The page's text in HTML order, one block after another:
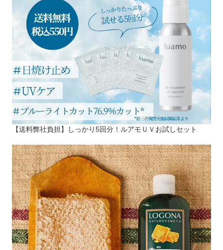
【送料弊社負担】しっかり5回分！ルアモＵＶお試しセット